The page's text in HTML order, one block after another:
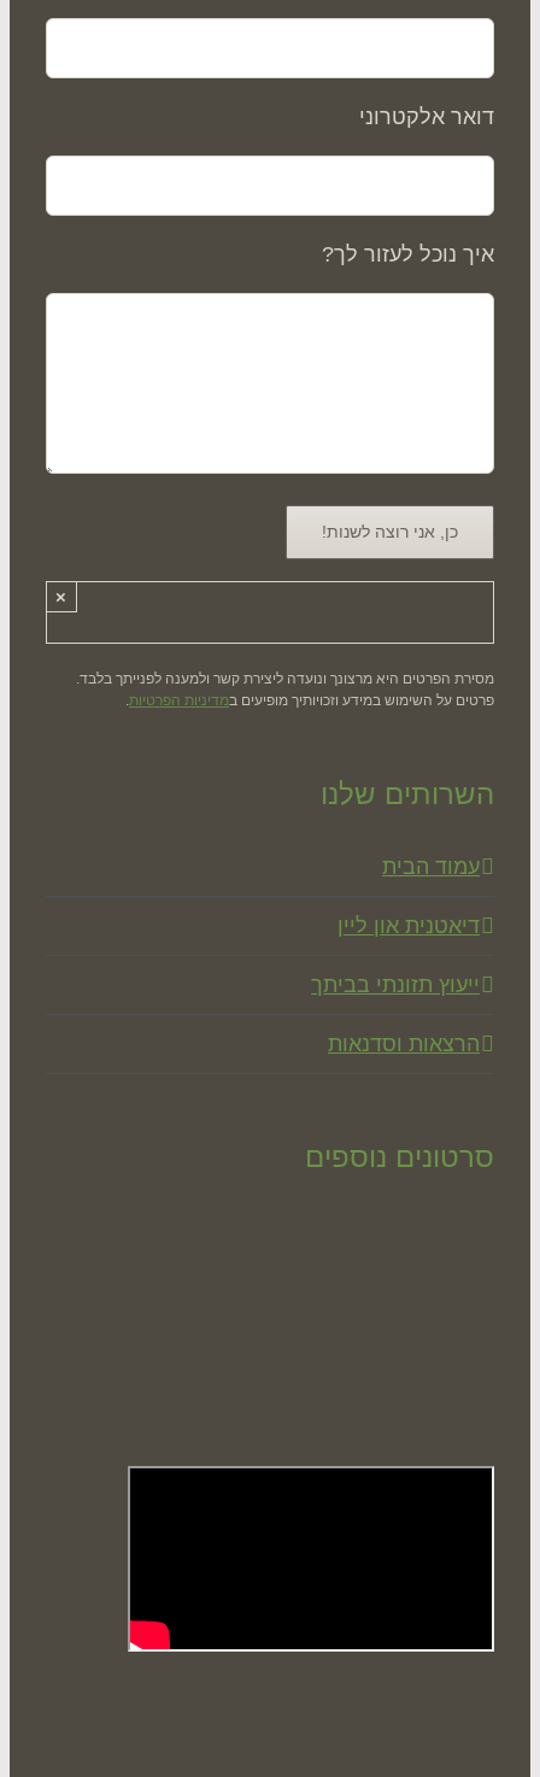
אלקטרוני
נוכל לעזור לך?
הפרטים היא מרצונך ונועדה ליצירת קשר ולמענה לפנייתך בלבד.
על השימוש במידע וזכויותיך מופיעים ב מדיניות הפרטיות.
שלנו
הבית
און ליין
תזונתי בביתך
וסדנאות
נוספים